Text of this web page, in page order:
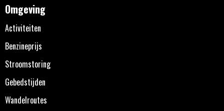
Omgeving
Activiteiten
Benzineprijs
Stroomstoring
Gebedstijden
Wandelroutes